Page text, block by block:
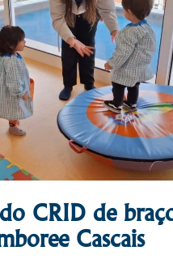
CRID de
Cascais